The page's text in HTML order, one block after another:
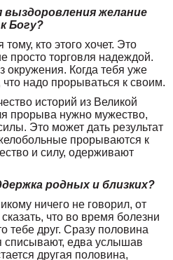
желание
Богу?
кто этого хочет. Это
просто торговля надеждой.
окружения. Когда тебя уже
надо прорываться к своим.
историй из Великой
прорыва нужно мужество,
Это может дать результат
прорываются к
и силу, одерживают
родных и близких?
ничего не говорил, от
что во время болезни
тебе друг. Сразу половина
списывают, едва услышав
другая половина,